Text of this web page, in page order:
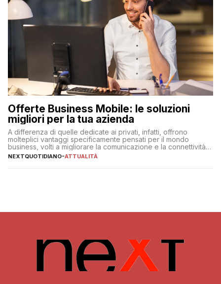
Offerte Business Mobile: le soluzioni
migliori per la tua azienda
A differenza di quelle dedicate ai privati, infatti, offrono
molteplici vantaggi specificamente pensati per il mondo
business, volti a migliorare la comunicazione e la connettività
degli utenti
NEXTQUOTIDIANO-ATTUALITÀ